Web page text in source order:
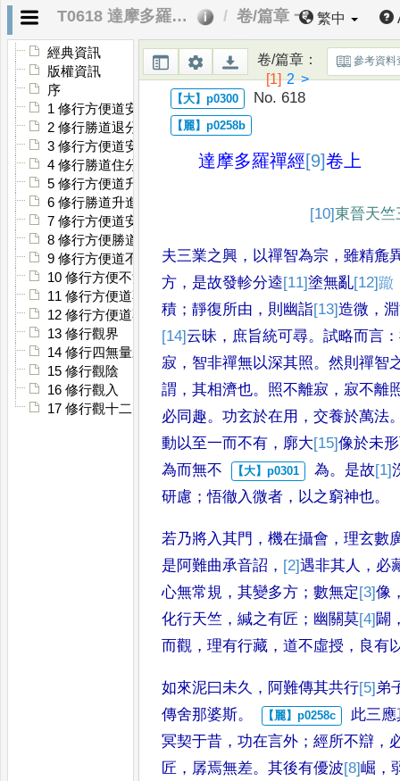
T0618 達摩多羅禪經 卷/篇章 一 繁中
經典資訊
版權資訊
序
1 修行方便道安那般那念退分
2 修行勝道退分
3 修行方便道安般念住分
4 修行勝道住分
5 修行方便道升進分
6 修行勝道升進分
7 修行方便道安般念決定分
8 修行方便勝道決定分
9 修行方便道不淨觀退分
10 修行方便不淨觀住分
11 修行方便道不淨觀升進分
12 修行方便道不淨決定分
13 修行觀界
14 修行四無量三昧
15 修行觀陰
16 修行觀入
17 修行觀十二因緣
卷/篇章：
[1] 2 >
參考資料
No. 618
達摩多羅禪經[9]卷上
[10]東晉天竺
夫三業之興 ， 以禪智為宗 ，雖精麁
方 ， 是故發軫分逵[11]塗無亂[12] 𨅊
積 ；靜復所由 ， 則幽詣[13]造微 ，
[14] 云昧 ， 庶旨統可尋。試略而言 ：
寂 ， 智非禪無以深其照。然則禪智
謂 ，其相濟也。 照不離寂 ，寂不離
必同趣。功玄於在用 ，交養於萬法
動以至一而不有 ， 廓大[15]像於未
為而無不
為。 是故[1]
研慮 ；悟徹入微者 ， 以之窮神也。
若乃將入其門 ，機在攝會 ，理玄數
是阿難曲承音詔 ， [2]遇非其人 ， 必
心無常規 ，其變多方 ；數無定 [3]像
化行天竺 ，緘之有匠 ； 幽關莫[4] 闢
而觀 ，理有行藏 ，道不虛授 ， 良有
如來泥曰未久 ， 阿難傳其共行[5] 弟
傳舍那婆斯。
此三應
冥契于昔 ，功在言外 ；經所不辯 ，
匠 ， 孱焉無差。其後有優波[8]崛 ，